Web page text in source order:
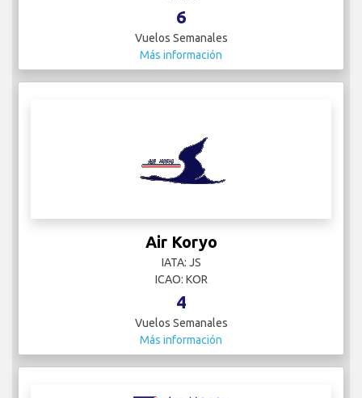
6
Vuelos Semanales
Más información
Air Koryo
IATA: JS
ICAO: KOR
4
Vuelos Semanales
Más información